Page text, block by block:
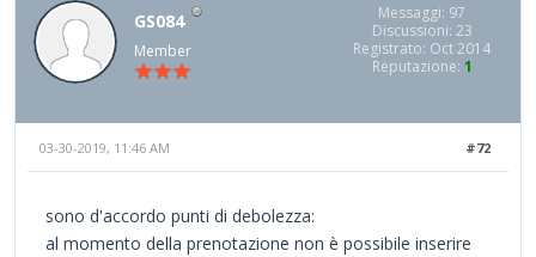
GS084
Member
Messaggi: 97
Discussioni: 23
Registrato: Oct 2014
Reputazione: 1
#72
03-30-2019, 11:46 AM
sono d'accordo punti di debolezza:
al momento della prenotazione non è possibile inserire